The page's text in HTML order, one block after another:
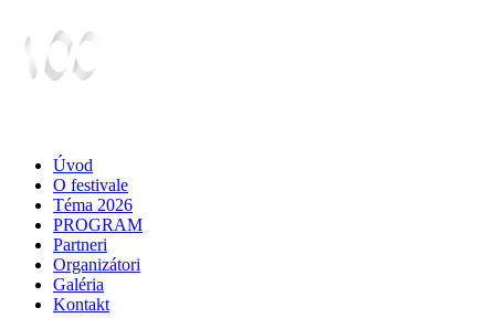
Úvod
O festivale
Téma 2026
PROGRAM
Partneri
Organizátori
Galéria
Kontakt